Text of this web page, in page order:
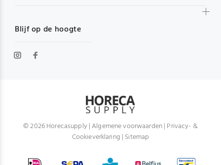
Blijf op de hoogte
© 2026 Horecasupply |Algemene voorwaarden| Privacy- &
Cookieverklaring | Sitemap